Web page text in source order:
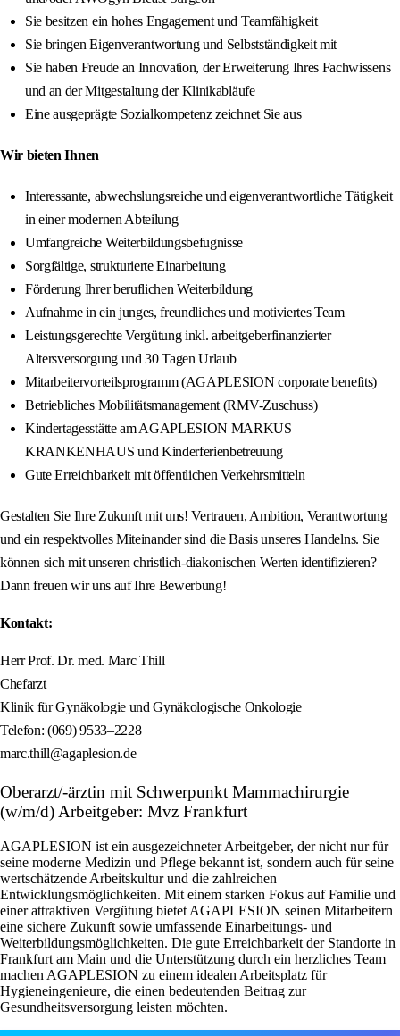
Sie besitzen ein hohes Engagement und Teamfähigkeit
Sie bringen Eigenverantwortung und Selbstständigkeit mit
Sie haben Freude an Innovation, der Erweiterung Ihres Fachwissens
und an der Mitgestaltung der Klinikabläufe
Eine ausgeprägte Sozialkompetenz zeichnet Sie aus
Wir bieten Ihnen
Interessante, abwechslungsreiche und eigenverantwortliche Tätigkeit
in einer modernen Abteilung
Umfangreiche Weiterbildungsbefugnisse
Sorgfältige, strukturierte Einarbeitung
Förderung Ihrer beruflichen Weiterbildung
Aufnahme in ein junges, freundliches und motiviertes Team
Leistungsgerechte Vergütung inkl. arbeitgeberfinanzierter
Altersversorgung und 30 Tagen Urlaub
Mitarbeitervorteilsprogramm (AGAPLESION corporate benefits)
Betriebliches Mobilitätsmanagement (RMV-Zuschuss)
Kindertagesstätte am AGAPLESION MARKUS
KRANKENHAUS und Kinderferienbetreuung
Gute Erreichbarkeit mit öffentlichen Verkehrsmitteln
Gestalten Sie Ihre Zukunft mit uns! Vertrauen, Ambition, Verantwortung
und ein respektvolles Miteinander sind die Basis unseres Handelns. Sie
können sich mit unseren christlich-diakonischen Werten identifizieren?
Dann freuen wir uns auf Ihre Bewerbung!
Kontakt:
Herr Prof. Dr. med. Marc Thill
Chefarzt
Klinik für Gynäkologie und Gynäkologische Onkologie
Telefon: (069) 9533–2228
marc.thill@agaplesion.de
Oberarzt/-ärztin mit Schwerpunkt Mammachirurgie
(w/m/d) Arbeitgeber: Mvz Frankfurt
AGAPLESION ist ein ausgezeichneter Arbeitgeber, der nicht nur für
seine moderne Medizin und Pflege bekannt ist, sondern auch für seine
wertschätzende Arbeitskultur und die zahlreichen
Entwicklungsmöglichkeiten. Mit einem starken Fokus auf Familie und
einer attraktiven Vergütung bietet AGAPLESION seinen Mitarbeitern
eine sichere Zukunft sowie umfassende Einarbeitungs- und
Weiterbildungsmöglichkeiten. Die gute Erreichbarkeit der Standorte in
Frankfurt am Main und die Unterstützung durch ein herzliches Team
machen AGAPLESION zu einem idealen Arbeitsplatz für
Hygieneingenieure, die einen bedeutenden Beitrag zur
Gesundheitsversorgung leisten möchten.